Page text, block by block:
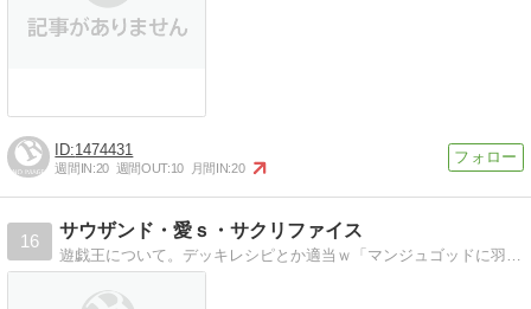
1474431
週間IN:20 週間OUT:10 月間IN:20
16
サウザンド・愛ｓ・サクリファイス
遊戯王について。デッキレシピとか適当ｗ「マンジュゴッドに羽がはえるんですね、分かります」